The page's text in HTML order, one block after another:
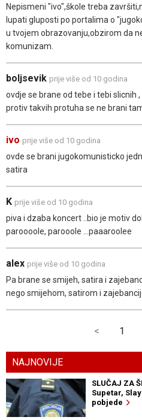
Nepismeni "ivo",škole treba
lupati gluposti po portalima o
u tvojem obrazovanju,obzirom da
komunizam.
boljsevik prije više od 10 godina
ovdje se brane od tebe i tebi slicnih
protiv takvih protuha se ne brani
ivo prije više od 10 godina
ovde se brani jugokomunisticko
satira
K prije više od 10 godina
piva i dzaba koncert ..bio je motiv
paroooole, parooole ...paaaroolee
alex prije više od 10 godina
Pa brane se smijeh, satira i
nego smijehom, satirom i
< 1
NAJNOVIJE
SLUČAJ ZA
Supetar,
pobjede